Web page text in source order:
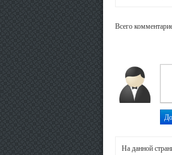
Всего
На данной